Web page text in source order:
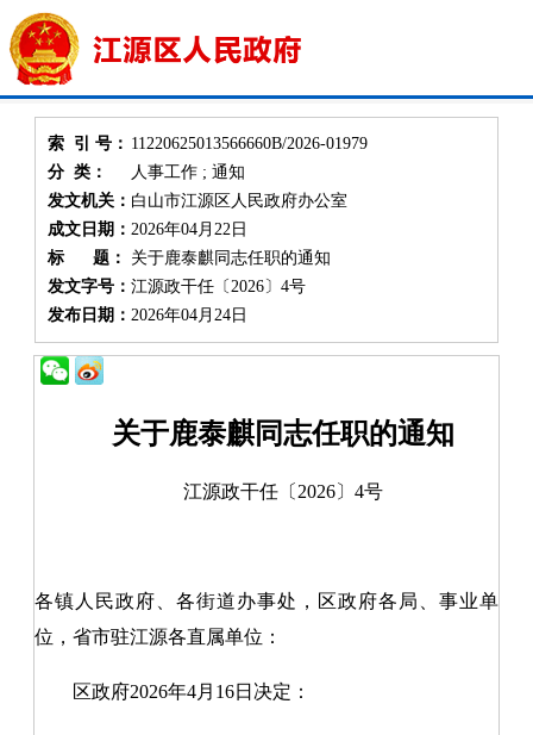
索 引 号： 11220625013566660B/2026-01979
分 类：
人事工作 ; 通知
发文机关： 白山市江源区人民政府办公室
成文日期：2026年04月22日
标 题：
关于鹿泰麒同志任职的通知
发文字号：江源政干任〔2026〕4号
发布日期：2026年04月24日
关于鹿泰麒同志任职的通知
江源政干任 〔2026〕 4号
各镇人民政府 、各街道办事处，区政府各局、事业单
位，省市驻江源各直属单位：
区政府2026年4月 16日决定 ：